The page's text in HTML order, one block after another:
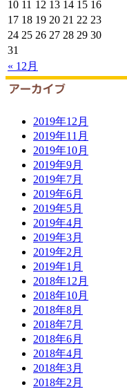
« 12月
10 11 12 13 14 15 16
17 18 19 20 21 22 23
24 25 26 27 28 29 30
31
2019年12月
2019年11月
2019年10月
2019年9月
2019年7月
2019年6月
2019年5月
2019年4月
2019年3月
2019年2月
2019年1月
2018年12月
2018年10月
2018年8月
2018年7月
2018年6月
2018年4月
2018年3月
2018年2月